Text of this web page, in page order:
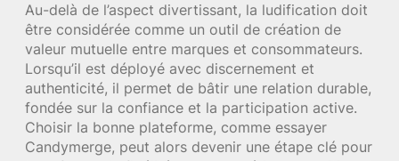
Au-delà de l’aspect divertissant, la ludification doit
être considérée comme un outil de création de
valeur mutuelle entre marques et consommateurs.
Lorsqu’il est déployé avec discernement et
authenticité, il permet de bâtir une relation durable,
fondée sur la confiance et la participation active.
Choisir la bonne plateforme, comme essayer
Candymerge, peut alors devenir une étape clé pour